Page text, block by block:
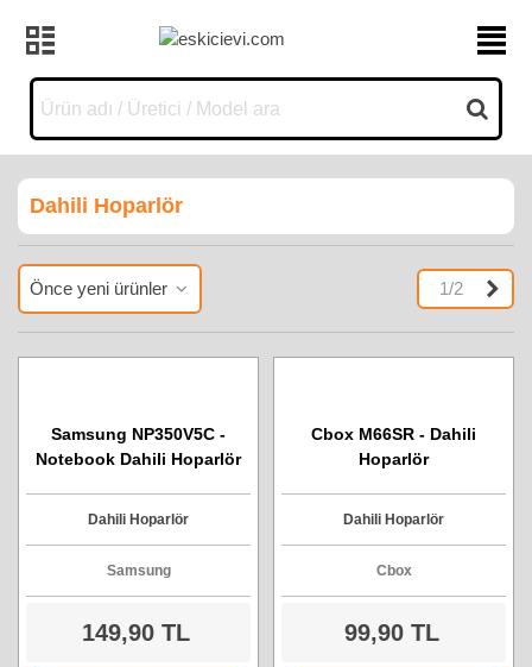
Marka
Acer
Arçelik
1
Asus
6
Compaq
Hp Compaq
Lenovo
Medion
Dahili Hoparlör
Önce yeni ürünler 1/2
Samsung NP350V5C -
Notebook Dahili Hoparlör
Dahili Hoparlör
Samsung
149,90 TL
Cbox M66SR - Dahili
Hoparlör
Dahili Hoparlör
Cbox
99,90 TL